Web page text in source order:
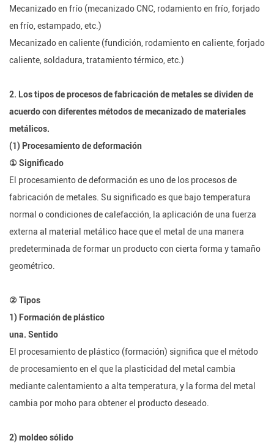
Mecanizado en frío (mecanizado CNC, rodamiento en frío, forjado
en frío, estampado, etc.)
Mecanizado en caliente (fundición, rodamiento en caliente, forjado
caliente, soldadura, tratamiento térmico, etc.)
2. Los tipos de procesos de fabricación de metales se dividen de
acuerdo con diferentes métodos de mecanizado de materiales
metálicos.
(1) Procesamiento de deformación
① Significado
El procesamiento de deformación es uno de los procesos de
fabricación de metales. Su significado es que bajo temperatura
normal o condiciones de calefacción, la aplicación de una fuerza
externa al material metálico hace que el metal de una manera
predeterminada de formar un producto con cierta forma y tamaño
geométrico.
② Tipos
1) Formación de plástico
una. Sentido
El procesamiento de plástico (formación) significa que el método
de procesamiento en el que la plasticidad del metal cambia
mediante calentamiento a alta temperatura, y la forma del metal
cambia por moho para obtener el producto deseado.
2) moldeo sólido